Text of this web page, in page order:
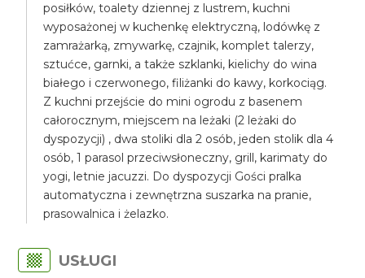
posiłków, toalety dziennej z lustrem, kuchni
wyposażonej w kuchenkę elektryczną, lodówkę z
zamrażarką, zmywarkę, czajnik, komplet talerzy,
sztućce, garnki, a także szklanki, kielichy do wina
białego i czerwonego, filiżanki do kawy, korkociąg.
Z kuchni przejście do mini ogrodu z basenem
całorocznym, miejscem na leżaki (2 leżaki do
dyspozycji) , dwa stoliki dla 2 osób, jeden stolik dla 4
osób, 1 parasol przeciwsłoneczny, grill, karimaty do
yogi, letnie jacuzzi. Do dyspozycji Gości pralka
automatyczna i zewnętrzna suszarka na pranie,
prasowalnica i żelazko.
USŁUGI